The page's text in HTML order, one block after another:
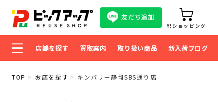
友だち追加
Y!ショッピング
店舗を探す 買取案内 取り扱い商品 新入荷ブログ
TOP お店を探す キンバリー静岡SBS通り店